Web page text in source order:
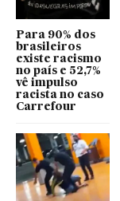
Para 90% dos
brasileiros
existe racismo
no país e 52,7%
vê impulso
racista no caso
Carrefour